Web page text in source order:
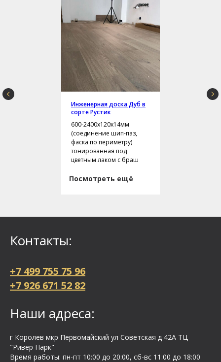
Инженерная доска Дуб в
сорте Рустик
600-2400х120х14мм
(соединение шип-паз,
фаска по периметру)
тонированная под
цветным лаком с браш
Посмотреть ещё
Контакты:
+7 499 755 75 96
+7 926 671 52 82
Наши адреса:
г Королев мкр Первомайский ул Cоветская д 42А ТЦ
"Ривер Парк"
Время работы: пн-пт 10:00 до 20:00, сб-вс 11:00 до 18:00